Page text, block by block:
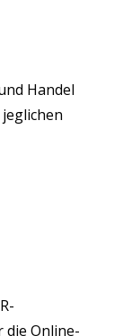
Handel
die Online-